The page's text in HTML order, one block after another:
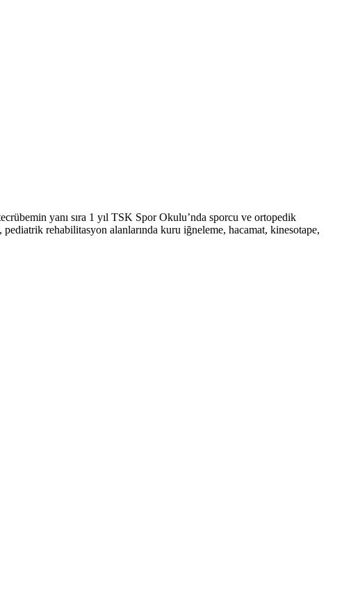
yanı sıra 1 yıl TSK Spor Okulu’nda sporcu ve ortopedik
rehabilitasyon alanlarında kuru iğneleme, hacamat, kinesotape,